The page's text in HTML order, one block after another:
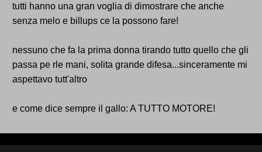
tutti hanno una gran voglia di dimostrare che anche
senza melo e billups ce la possono fare!
nessuno che fa la prima donna tirando tutto quello che gli
passa pe rle mani, solita grande difesa...sinceramente mi
aspettavo tutt'altro
e come dice sempre il gallo: A TUTTO MOTORE!